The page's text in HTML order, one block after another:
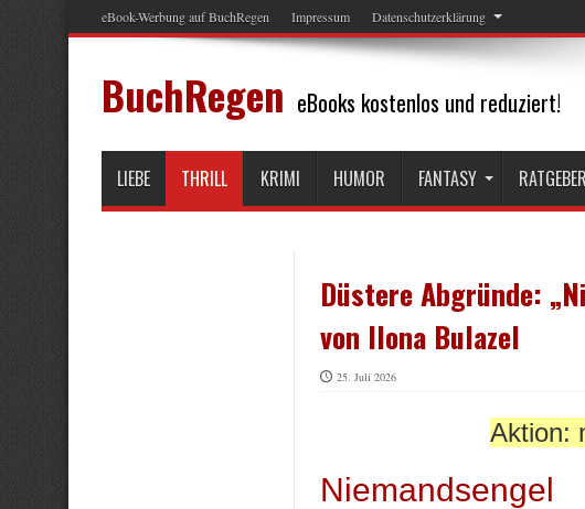
eBook-Werbung auf BuchRegen Impressum Datenschutzerklärung
BuchRegen eBooks kostenlos und reduziert!
LIEBE THRILL KRIMI HUMOR FANTASY RATGEBER
Düstere Abgründe:
von Ilona Bulazel
25. Juli 2026
Aktion:
Niemandsengel